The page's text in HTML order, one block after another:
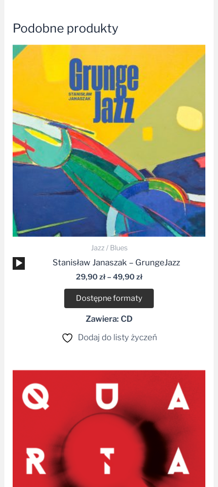
Podobne produkty
Jazz / Blues
Odtwarzacz
plików
dźwiękowych
Stanisław Janaszak – GrungeJazz
29,90 zł– 49,90 zł
od
29,90 zł
do
49,90 zł
Dostępne formaty
Zawiera: CD
Dodaj do listy życzeń